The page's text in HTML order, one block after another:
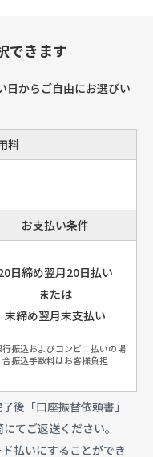
できます
日からご自由にお選びい
料
お支払い条件
日締め翌月20日払い
または
末締め翌月末支払い
振込およびコンビニ払いの場
合振込手数料はお客様負担
後「口座振替依頼書」
てご返送ください。
払いにすることができ